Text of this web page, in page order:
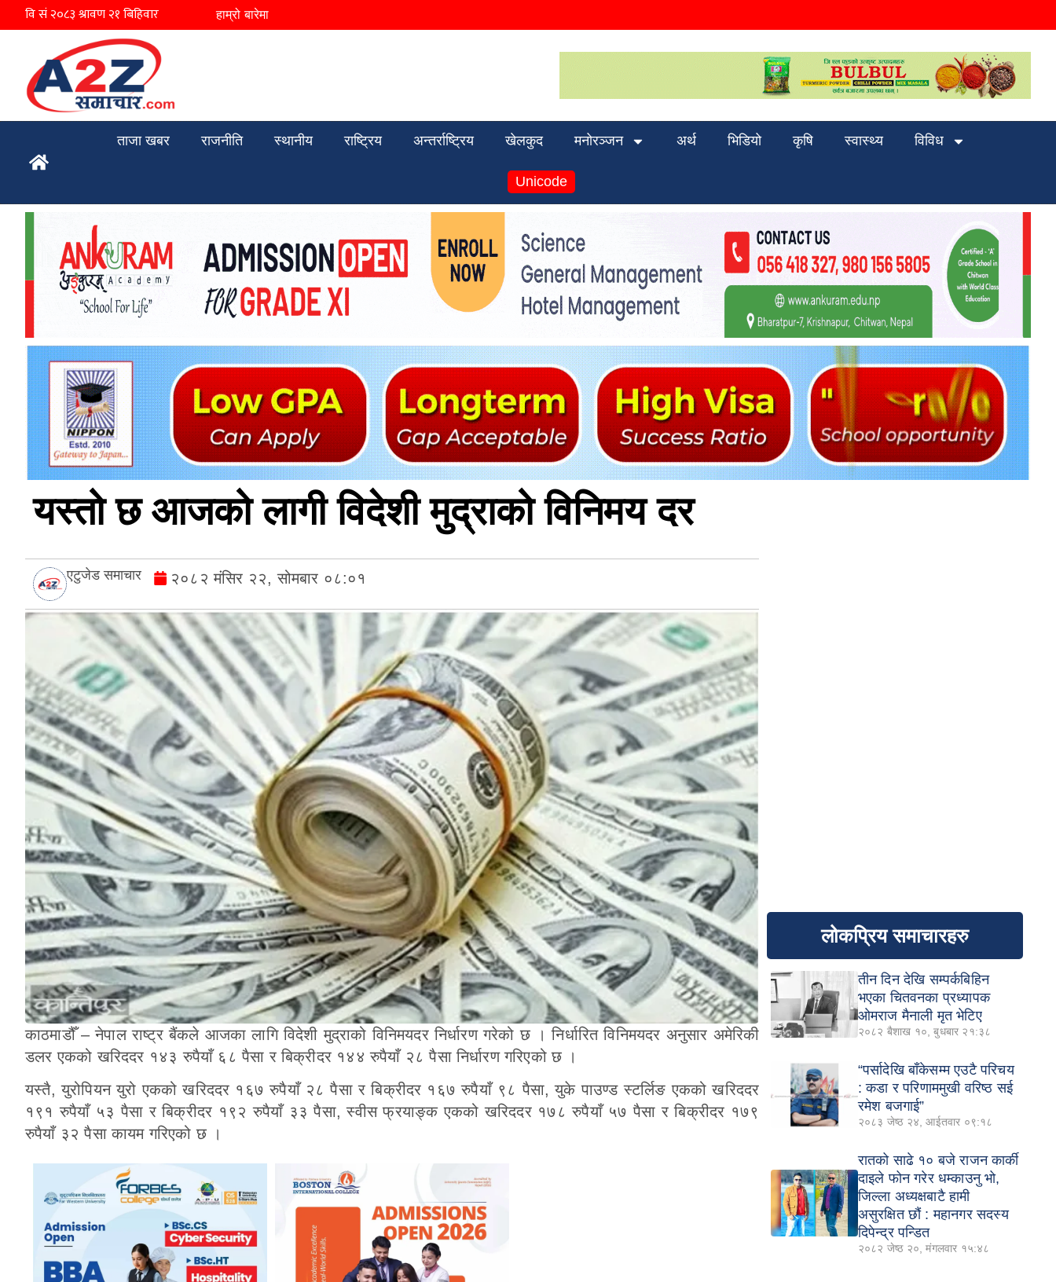
हाम्रो बारेमा
ताजा खबर राजनीति स्थानीय राष्ट्रिय अन्तर्राष्ट्रिय खेलकुद मनोरञ्जन अर्थ भिडियो कृषि स्वास्थ्य विविध
Unicode
यस्तो छ आजको लागी विदेशी मुद्राको विनिमय दर
एटुजेड समाचार २०८२ मंसिर २२, सोमबार ०८:०१
काठमाडौँ – नेपाल राष्ट्र बैंकले आजका लागि विदेशी मुद्राको विनिमयदर निर्धारण गरेको छ । निर्धारित विनिमयदर अनुसार अमेरिकी
डलर एकको खरिददर १४३ रुपैयाँ ६८ पैसा र बिक्रीदर १४४ रुपैयाँ २८ पैसा निर्धारण गरिएको छ ।
यस्तै, युरोपियन युरो एकको खरिददर १६७ रुपैयाँ २८ पैसा र बिक्रीदर १६७ रुपैयाँ ९८ पैसा, युके पाउण्ड स्टर्लिङ एकको खरिददर
१९१ रुपैयाँ ५३ पैसा र बिक्रीदर १९२ रुपैयाँ ३३ पैसा, स्वीस फ्रयाङ्क एकको खरिददर १७८ रुपैयाँ ५७ पैसा र बिक्रीदर १७९
रुपैयाँ ३२ पैसा कायम गरिएको छ ।
लोकप्रिय समाचारहरु
तीन दिन देखि सम्पर्कबिहिन
भएका चितवनका प्रध्यापक
ओमराज मैनाली मृत भेटिए
२०८२ बैशाख १०, बुधबार २१:३८
“पर्सादेखि बाँकेसम्म एउटै परिचय
: कडा र परिणाममुखी वरिष्ठ सई
रमेश बजगाई”
२०८३ जेष्ठ २४, आईतवार ०९:१८
रातको साढे १० बजे राजन कार्की
दाइले फोन गरेर धम्काउनु भो,
जिल्ला अध्यक्षबाटै हामी
असुरक्षित छौं : महानगर सदस्य
दिपेन्द्र पन्डित
२०८२ जेष्ठ २०, मंगलवार १५:४८